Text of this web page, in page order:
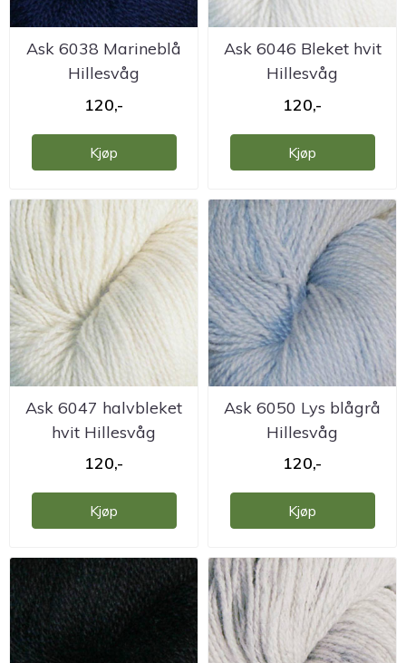
Ask 6038 Marineblå
Hillesvåg
ullvarefabrikk
120,-
Kjøp
Ask 6046 Bleket hvit
Hillesvåg
ullvarefabrikk
120,-
Kjøp
Ask 6047 halvbleket
hvit Hillesvåg
ullvarefabrikk
120,-
Kjøp
Ask 6050 Lys blågrå
Hillesvåg
ullvarefabrikk
120,-
Kjøp